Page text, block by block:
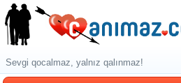
Sevgi qocalmaz, yalnız qalınmaz!